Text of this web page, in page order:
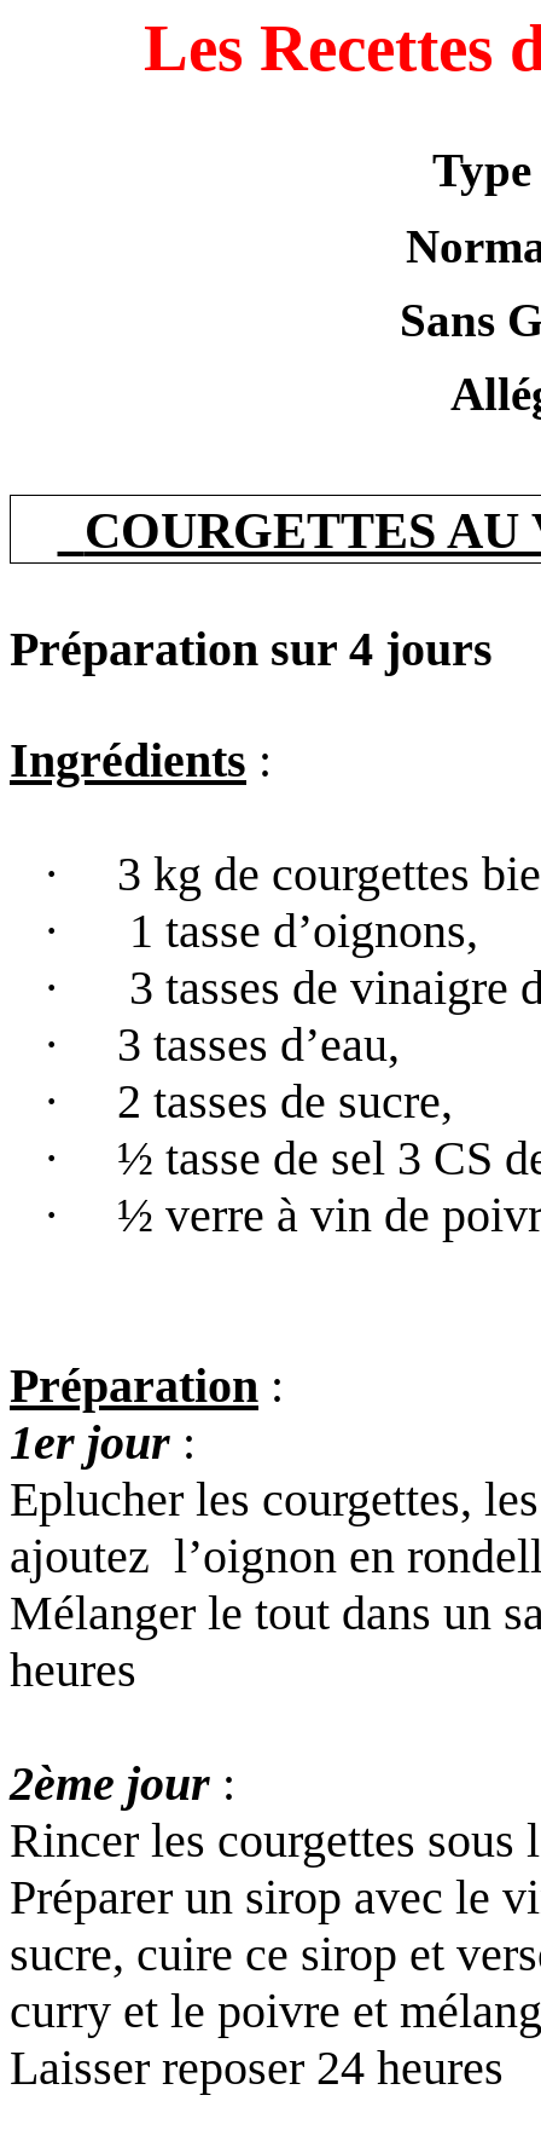
Les Recettes
Sans
COURGETTES
Préparation sur 4 jours
Ingrédients :
· 3 kg de courgettes
·
1 tasse d’oignons,
·
3 tasses de vinaigre
·
3 tasses d’eau,
·
2 tasses de sucre,
·
½ tasse de sel 3 CS
·
½ verre à vin de
Préparation :
1er jour :
Eplucher les courgettes,
ajoutez l’oignon en
Mélanger le tout dans un
heures
2ème jour :
Rincer les courgettes sous
Préparer un sirop avec le
sucre, cuire ce sirop et
curry et le poivre et
Laisser reposer 24 heures